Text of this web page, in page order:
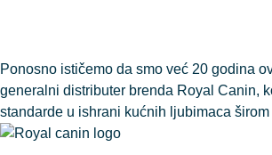
Ponosno ističemo da smo već 20 godina
generalni distributer brenda Royal Canin,
standarde u ishrani kućnih ljubimaca širom